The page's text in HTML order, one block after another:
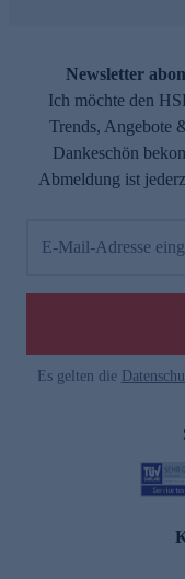
Newsletter
Ich möchte den
Trends, Angebote
Dankeschön
Abmeldung ist
E-Mail-Adresse
Es gelten die